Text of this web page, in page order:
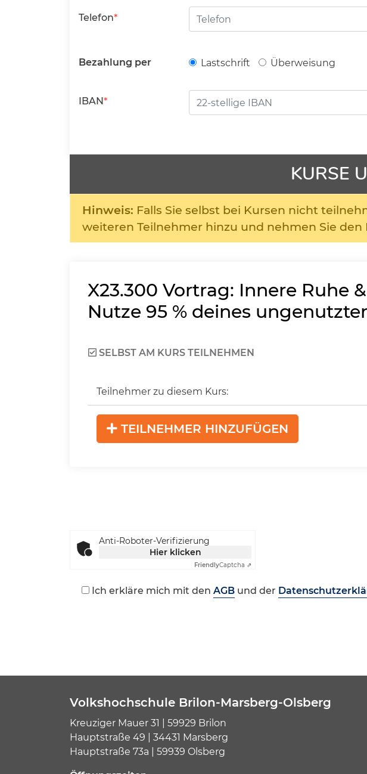
Telefon
Bezahlung per Lastschrift Überweisung
IBAN
KURSE
Hinweis: Falls Sie selbst bei Kursen nicht
weiteren Teilnehmer hinzu und nehmen Sie
X23.300 Vortrag: Innere Ruhe
Nutze 95 % deines
SELBST AM KURS TEILNEHMEN
Teilnehmer zu diesem Kurs:
TEILNEHMER HINZUFÜGEN
Anti-Roboter-Verifizierung
Hier klicken
FriendlyCaptcha ⇗
Ich erkläre mich mit den AGB und der
Volkshochschule Brilon-Marsberg-Olsberg
Kreuziger Mauer 31 | 59929 Brilon
Hauptstraße 49 | 34431 Marsberg
Hauptstraße 73a | 59939 Olsberg